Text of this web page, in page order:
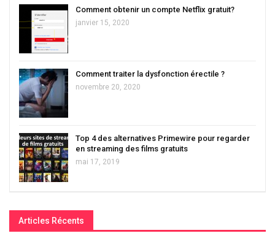
Comment obtenir un compte Netflix gratuit?
janvier 15, 2020
Comment traiter la dysfonction érectile ?
novembre 20, 2020
Top 4 des alternatives Primewire pour regarder
en streaming des films gratuits
mai 17, 2019
Articles Récents